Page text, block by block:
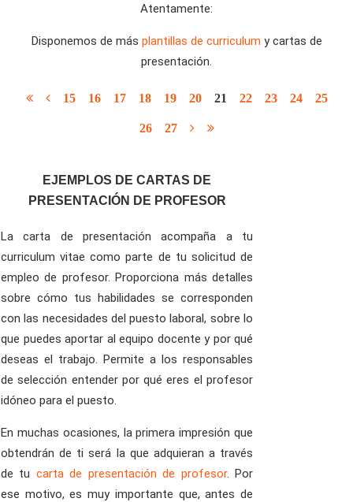
Atentamente:
Disponemos de más plantillas de curriculum y cartas de
presentación.
15 16 17 18 19 20 21 22 23 24 25
26 27
EJEMPLOS DE CARTAS DE
PRESENTACIÓN DE PROFESOR
La carta de presentación acompaña a tu
curriculum vitae como parte de tu solicitud de
empleo de profesor. Proporciona más detalles
sobre cómo tus habilidades se corresponden
con las necesidades del puesto laboral, sobre lo
que puedes aportar al equipo docente y por qué
deseas el trabajo. Permite a los responsables
de selección entender por qué eres el profesor
idóneo para el puesto.
En muchas ocasiones, la primera impresión que
obtendrán de ti será la que adquieran a través
de tu carta de presentación de profesor. Por
ese motivo, es muy importante que, antes de